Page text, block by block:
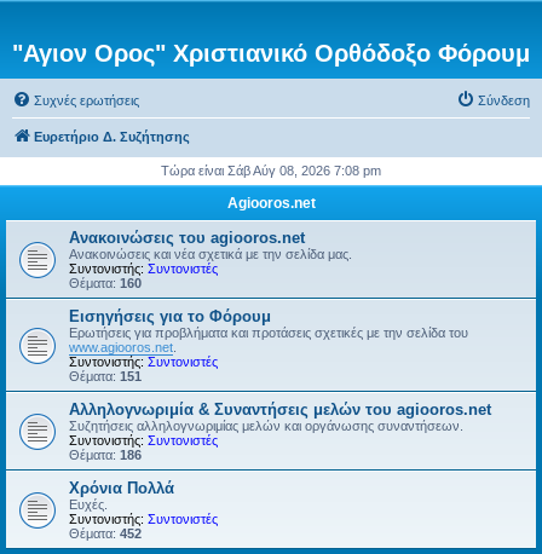
"Αγιον Ορος" Χριστιανικό Ορθόδοξο Φόρουμ
Συχνές ερωτήσεις Σύνδεση
Ευρετήριο Δ. Συζήτησης
Τώρα είναι Σάβ Αύγ 08, 2026 7:08 pm
Agiooros.net
Ανακοινώσεις του agiooros.net
Ανακοινώσεις και νέα σχετικά με την σελίδα μας.
Συντονιστής: Συντονιστές
Θέματα: 160
Εισηγήσεις για το Φόρουμ
Ερωτήσεις για προβλήματα και προτάσεις σχετικές με την σελίδα του
www.agiooros.net
Συντονιστής: Συντονιστές
Θέματα: 151
Αλληλογνωριμία & Συναντήσεις μελών του agiooros.net
Συζητήσεις αλληλογνωριμίας μελών και οργάνωσης συναντήσεων.
Συντονιστής: Συντονιστές
Θέματα: 186
Χρόνια Πολλά
Ευχές.
Συντονιστής: Συντονιστές
Θέματα: 452